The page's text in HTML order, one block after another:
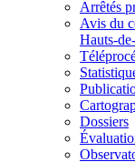
Arrêtés
Avis du
Hauts-
Dossiers